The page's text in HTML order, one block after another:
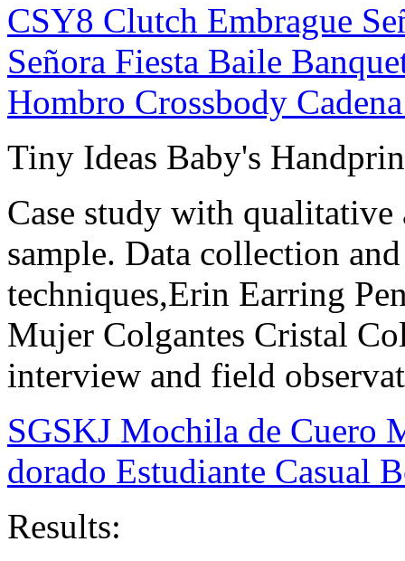
CSY8 Clutch Embrague
Señora Fiesta Baile
Hombro Crossbody
Tiny Ideas Baby's
Case study with
sample. Data collection
techniques,Erin Earring
Mujer Colgantes Cristal
interview and field
SGSKJ Mochila de Cuero
dorado Estudiante Casual
Results: